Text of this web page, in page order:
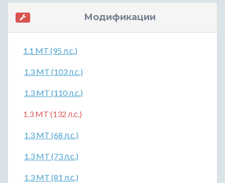
Модификации
1.1 MT (95 л.с.)
1.3 MT (103 л.с.)
1.3 MT (110 л.с.)
1.3 MT (132 л.с.)
1.3 MT (68 л.с.)
1.3 MT (73 л.с.)
1.3 MT (81 л.с.)